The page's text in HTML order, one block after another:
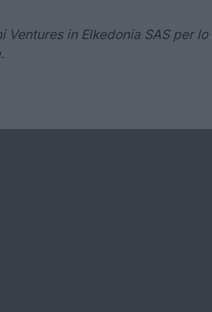
in Elkedonia SAS per